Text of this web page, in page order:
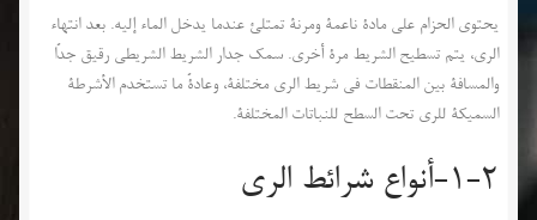
يحتوي الحزام على مادة ناعمة ومرنة تمتلئ عندما يدخل الماء إليه. بعد انتهاء
الري، يتم تسطيح الشريط مرة أخرى. سمك جدار الشريط الشريطي رقيق جدًا
والمسافة بين المنقطات في شريط الري مختلفة، وعادةً ما تستخدم الأشرطة
السميكة للري تحت السطح للنباتات المختلفة.
1-2-أنواع شرائط الري